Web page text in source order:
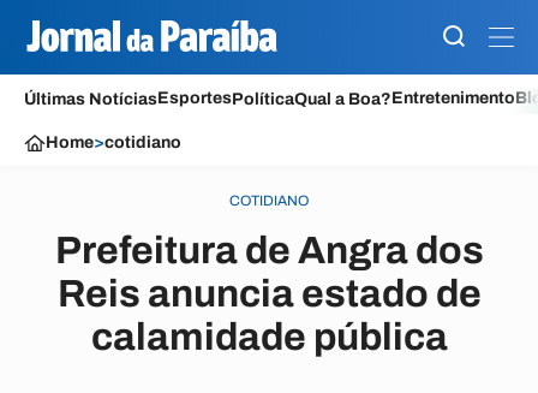
Últimas NotíciasEsportesPolíticaQual a Boa?Entretenimento
Home>cotidiano
COTIDIANO
Prefeitura de Angra dos
Reis anuncia estado de
calamidade pública